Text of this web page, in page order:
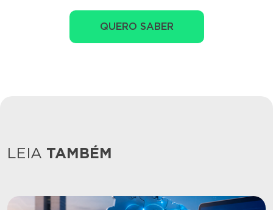
QUERO SABER
LEIA TAMBÉM